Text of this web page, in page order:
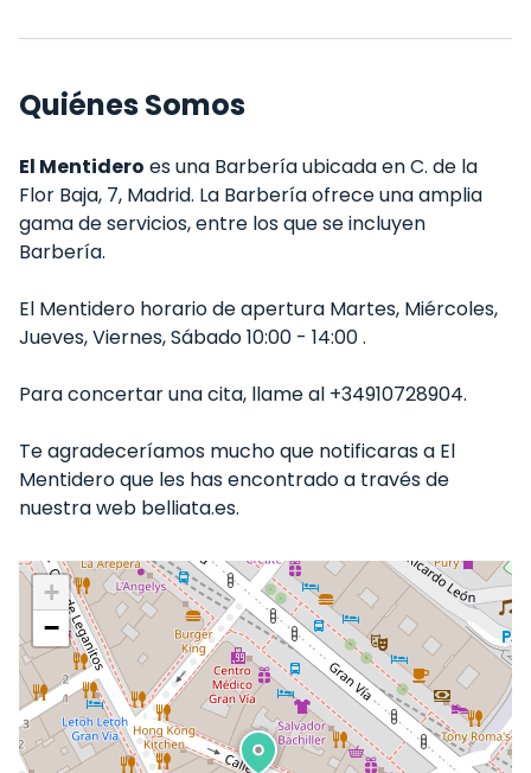
Quiénes Somos
El Mentidero es una Barbería ubicada en C. de la
Flor Baja, 7, Madrid. La Barbería ofrece una amplia
gama de servicios, entre los que se incluyen
Barbería.
El Mentidero horario de apertura Martes, Miércoles,
Jueves, Viernes, Sábado 10:00 - 14:00 .
Para concertar una cita, llame al +34910728904.
Te agradeceríamos mucho que notificaras a El
Mentidero que les has encontrado a través de
nuestra web belliata.es.
+
−